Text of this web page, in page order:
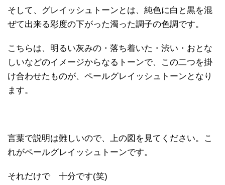
そして、グレイッシュトーンとは、純色に白と黒を混
ぜて出来る彩度の下がった濁った調子の色調です。
こちらは、明るい灰みの・落ち着いた・渋い・おとな
しいなどのイメージからなるトーンで、この二つを掛
け合わせたものが、ペールグレイッシュトーンとなり
ます。
言葉で説明は難しいので、上の図を見てください。こ
れがペールグレイッシュトーンです。
それだけで 十分です(笑)